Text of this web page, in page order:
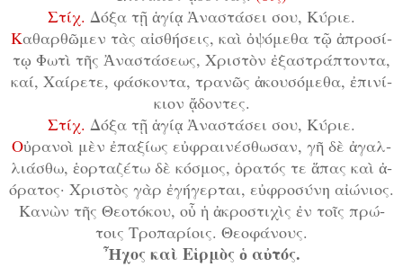
Στίχ. Δό­ξα τῇ ἁ­γί­ᾳ Ἀ­να­στά­σει σου, Κύ­ρι­ε.
Κα­θαρ­θῶ­μεν τὰς αἰ­σθή­σεις, καὶ ὀ­ψό­με­θα τῷ ἀ­προ­σί­
τῳ Φω­τὶ τῆς Ἀ­να­στά­σε­ως, Χρι­στὸν ἐ­ξα­στρά­πτον­τα,
καί, Χαί­ρε­τε, φά­σκον­τα, τρα­νῶς ἀ­κου­σό­με­θα, ἐ­πι­νί­
κι­ον ᾄ­δον­τες.
Στίχ. Δό­ξα τῇ ἁ­γί­ᾳ Ἀ­να­στά­σει σου, Κύ­ρι­ε.
Οὐ­ρα­νοὶ μὲν ἐ­πα­ξί­ως εὐ­φραι­νέ­σθω­σαν, γῆ δὲ ἀ­γαλ­
λι­ά­σθω, ἑ­ορ­τα­ζέ­τω δὲ κό­σμος, ὁ­ρα­τός τε ἅ­πας καὶ ἀ­
ό­ρα­τος· Χρι­στὸς γὰρ ἐ­γή­γερ­ται, εὐ­φρο­σύ­νη αἰ­ώ­νι­ος.
Κα­νὼν τῆς Θε­ο­τό­κου, οὗ ἡ ἀ­κρο­στι­χὶς ἐν τοῖς πρώ­
τοις Τρο­πα­ρί­οις. Θε­ο­φά­νους.
Ἦ­χος καὶ Εἱρ­μὸς ὁ αὐ­τός.